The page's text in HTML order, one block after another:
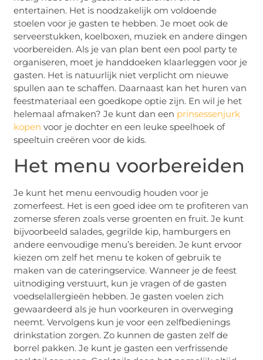
entertainen. Het is noodzakelijk om voldoende
stoelen voor je gasten te hebben. Je moet ook de
serveerstukken, koelboxen, muziek en andere dingen
voorbereiden. Als je van plan bent een pool party te
organiseren, moet je handdoeken klaarleggen voor je
gasten. Het is natuurlijk niet verplicht om nieuwe
spullen aan te schaffen. Daarnaast kan het huren van
feestmateriaal een goedkope optie zijn. En wil je het
helemaal afmaken? Je kunt dan een prinsessenjurk
kopen voor je dochter en een leuke speelhoek of
speeltuin creëren voor de kids.
Het menu voorbereiden
Je kunt het menu eenvoudig houden voor je
zomerfeest. Het is een goed idee om te profiteren van
zomerse sferen zoals verse groenten en fruit. Je kunt
bijvoorbeeld salades, gegrilde kip, hamburgers en
andere eenvoudige menu’s bereiden. Je kunt ervoor
kiezen om zelf het menu te koken of gebruik te
maken van de cateringservice. Wanneer je de feest
uitnodiging verstuurt, kun je vragen of de gasten
voedselallergieën hebben. Je gasten voelen zich
gewaardeerd als je hun voorkeuren in overweging
neemt. Vervolgens kun je voor een zelfbedienings
drinkstation zorgen. Zo kunnen de gasten zelf de
borrel pakken. Je kunt je gasten een verfrissende